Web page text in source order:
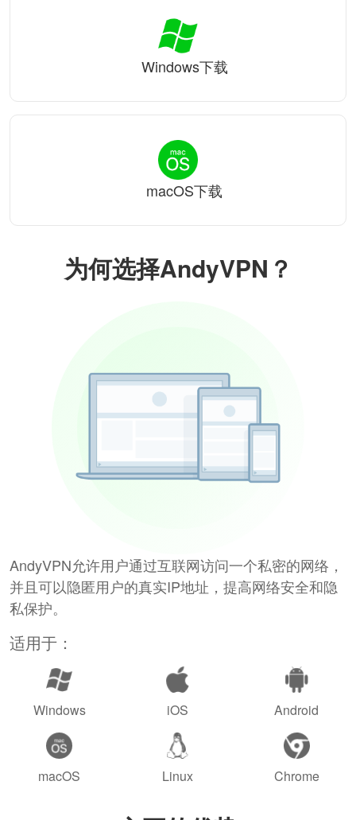
为何选择AndyVPN？
AndyVPN允许用户通过互联网访问一个私密的网络，
并且可以隐匿用户的真实IP地址，提高网络安全和隐
私保护。
适用于：
Windows iOS Android
macOS Linux Chrome
Windows下载
macOS下载